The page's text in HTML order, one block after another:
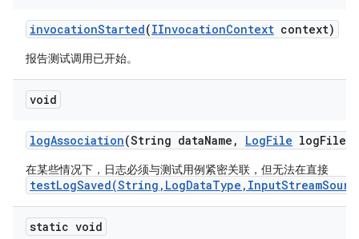
invocationStarted(IInvocationContext context)
报告测试调用已开始。
void
logAssociation(String dataName , LogFile logFile)
在某些情况下，日志必须与测试用例紧密关联，但无法在直接
static void